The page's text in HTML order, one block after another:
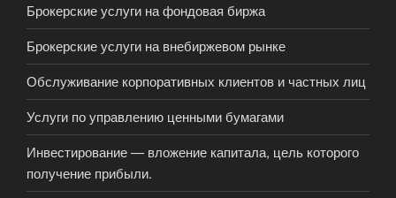
Брокерские услуги на фондовая биржа
Брокерские услуги на внебиржевом рынке
Обслуживание корпоративных клиентов и частных лиц
Услуги по управлению ценными бумагами
Инвестирование — вложение капитала, цель которого
получение прибыли.